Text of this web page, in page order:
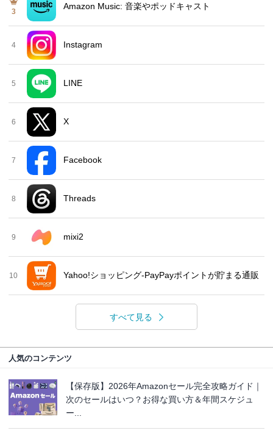
3
Amazon Music: 音楽やポッドキャスト
4 Instagram
5 LINE
6 X
7 Facebook
8 Threads
9 mixi2
10 Yahoo!ショッピング-PayPayポイントが貯まる通販
すべて見る
人気のコンテンツ
【保存版】2026年Amazonセール完全攻略ガイド｜
次のセールはいつ？お得な買い方＆年間スケジュ
ー...